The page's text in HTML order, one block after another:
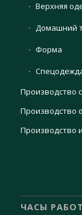
Верхняя
Домашний
Форма
Производство
Производство
Производство
ЧАСЫ